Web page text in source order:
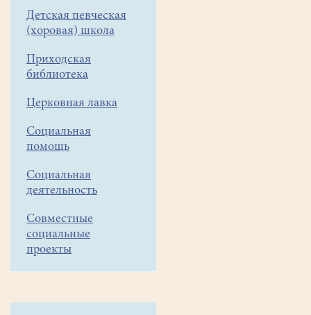
Детская певческая
(хоровая) школа
Приходская
библиотека
Церковная лавка
Социальная
помощь
Социальная
деятельность
Совместные
социальные
проекты